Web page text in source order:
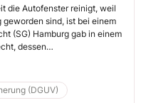
die Au­to­fens­ter rei­nigt, weil
sind, ist bei einem
(SG) Hamburg gab in einem
dessen
und wie die
(Az. S 40 U 140/23 D).
(DGUV)